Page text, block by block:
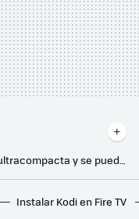
Esta nueva barra de sonido de LG es ultracompacta y se puede usar como altavoz Bluetooth independiente dentro y fuera de casa
Qué ratón gaming Razer comprar: consejos y recomendaciones
Instalar Kodi en Fire TV